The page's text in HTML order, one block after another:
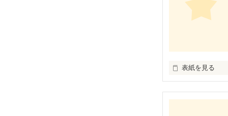
この物語は自
表紙を見る
にて、山川恵